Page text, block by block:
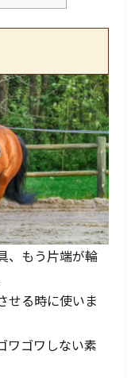
、もう片端が輪
せる時に使いま
ワゴワしない素